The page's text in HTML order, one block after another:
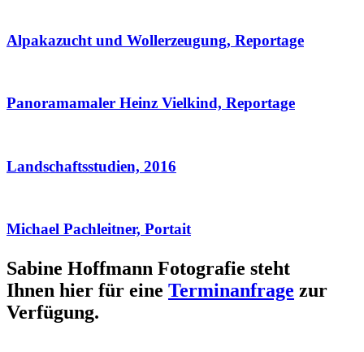
Alpakazucht und Wollerzeugung, Reportage
Panoramamaler Heinz Vielkind, Reportage
Landschaftsstudien, 2016
Michael Pachleitner, Portait
Sabine Hoffmann Fotografie steht
Ihnen hier für eine Terminanfrage zur
Verfügung.